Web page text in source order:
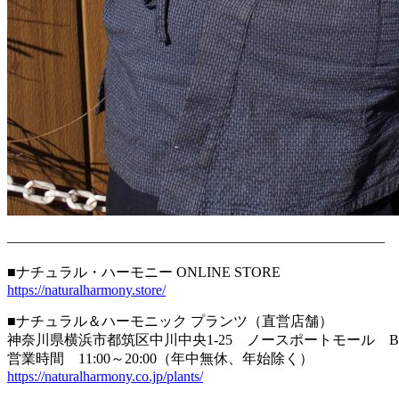
——————————————————————————–
■ナチュラル・ハーモニー ONLINE STORE
https://naturalharmony.store/
■ナチュラル＆ハーモニック プランツ（直営店舗）
神奈川県横浜市都筑区中川中央1-25 ノースポートモール
営業時間 11:00～20:00（年中無休、年始除く）
https://naturalharmony.co.jp/plants/